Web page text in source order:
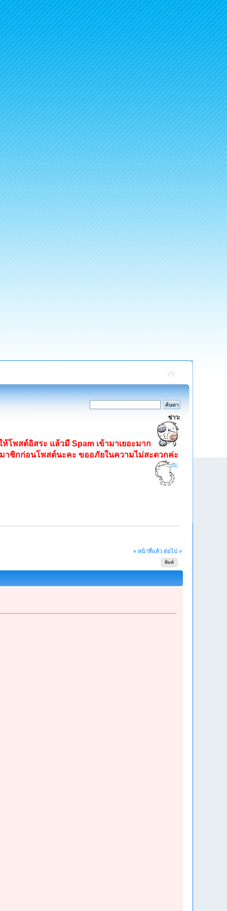
ข่าว:
ห้โพสต์อิสระ แล้วมี Spam เข้ามาเยอะมาก
าชิกก่อนโพสต์นะคะ ขออภัยในความไม่สะดวกค่ะ
« หน้าที่แล้ว ต่อไป »
พิมพ์